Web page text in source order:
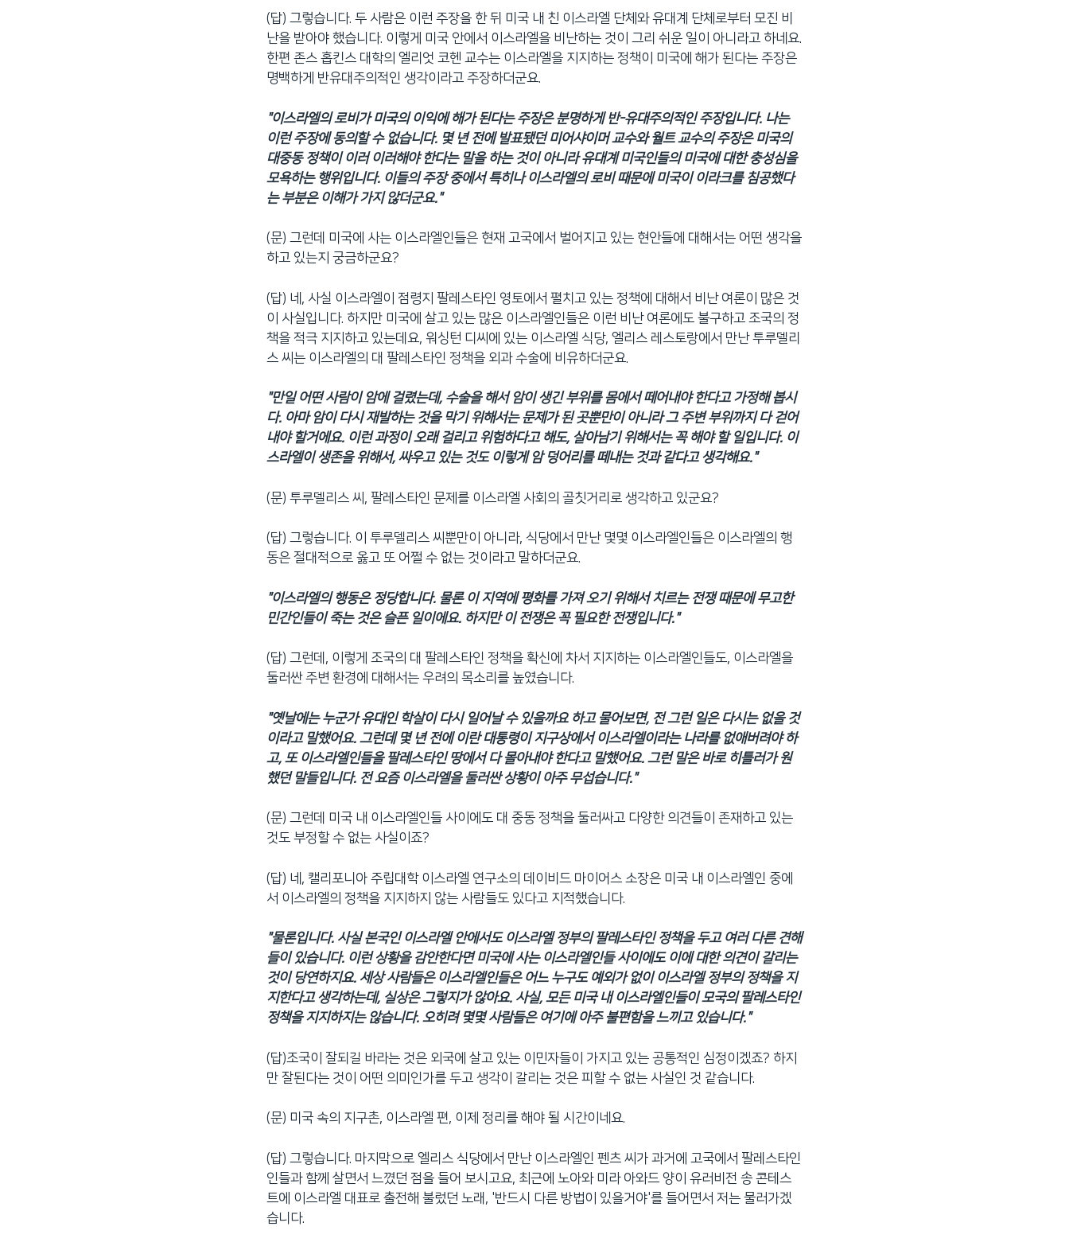
(답) 그렇습니다. 두 사람은 이런 주장을 한 뒤 미국 내 친 이스라엘 단체와 유대계 단체로부터 모진 비
난을 받아야 했습니다. 이렇게 미국 안에서 이스라엘을 비난하는 것이 그리 쉬운 일이 아니라고 하네요.
한편 존스 홉킨스 대학의 엘리엇 코헨 교수는 이스라엘을 지지하는 정책이 미국에 해가 된다는 주장은
명백하게 반유대주의적인 생각이라고 주장하더군요.
"이스라엘의 로비가 미국의 이익에 해가 된다는 주장은 분명하게 반-유대주의적인 주장입니다. 나는
이런 주장에 동의할 수 없습니다. 몇 년 전에 발표됐던 미어샤이머 교수와 월트 교수의 주장은 미국의
대중동 정책이 이러 이러해야 한다는 말을 하는 것이 아니라 유대계 미국인들의 미국에 대한 충성심을
모욕하는 행위입니다. 이들의 주장 중에서 특히나 이스라엘의 로비 때문에 미국이 이라크를 침공했다
는 부분은 이해가 가지 않더군요."
(문) 그런데 미국에 사는 이스라엘인들은 현재 고국에서 벌어지고 있는 현안들에 대해서는 어떤 생각을
하고 있는지 궁금하군요?
(답) 네, 사실 이스라엘이 점령지 팔레스타인 영토에서 펼치고 있는 정책에 대해서 비난 여론이 많은 것
이 사실입니다. 하지만 미국에 살고 있는 많은 이스라엘인들은 이런 비난 여론에도 불구하고 조국의 정
책을 적극 지지하고 있는데요, 워싱턴 디씨에 있는 이스라엘 식당, 엘리스 레스토랑에서 만난 투루델리
스 씨는 이스라엘의 대 팔레스타인 정책을 외과 수술에 비유하더군요.
"만일 어떤 사람이 암에 걸렸는데, 수술을 해서 암이 생긴 부위를 몸에서 떼어내야 한다고 가정해 봅시
다. 아마 암이 다시 재발하는 것을 막기 위해서는 문제가 된 곳뿐만이 아니라 그 주변 부위까지 다 걷어
내야 할거에요. 이런 과정이 오래 걸리고 위험하다고 해도, 살아남기 위해서는 꼭 해야 할 일입니다. 이
스라엘이 생존을 위해서, 싸우고 있는 것도 이렇게 암 덩어리를 떼내는 것과 같다고 생각해요."
(문) 투루델리스 씨, 팔레스타인 문제를 이스라엘 사회의 골칫거리로 생각하고 있군요?
(답) 그렇습니다. 이 투루델리스 씨뿐만이 아니라, 식당에서 만난 몇몇 이스라엘인들은 이스라엘의 행
동은 절대적으로 옳고 또 어쩔 수 없는 것이라고 말하더군요.
"이스라엘의 행동은 정당합니다. 물론 이 지역에 평화를 가져 오기 위해서 치르는 전쟁 때문에 무고한
민간인들이 죽는 것은 슬픈 일이에요. 하지만 이 전쟁은 꼭 필요한 전쟁입니다."
(답) 그런데, 이렇게 조국의 대 팔레스타인 정책을 확신에 차서 지지하는 이스라엘인들도, 이스라엘을
둘러싼 주변 환경에 대해서는 우려의 목소리를 높였습니다.
"옛날에는 누군가 유대인 학살이 다시 일어날 수 있을까요 하고 물어보면, 전 그런 일은 다시는 없을 것
이라고 말했어요. 그런데 몇 년 전에 이란 대통령이 지구상에서 이스라엘이라는 나라를 없애버려야 하
고, 또 이스라엘인들을 팔레스타인 땅에서 다 몰아내야 한다고 말했어요. 그런 말은 바로 히틀러가 원
했던 말들입니다. 전 요즘 이스라엘을 둘러싼 상황이 아주 무섭습니다."
(문) 그런데 미국 내 이스라엘인들 사이에도 대 중동 정책을 둘러싸고 다양한 의견들이 존재하고 있는
것도 부정할 수 없는 사실이죠?
(답) 네, 캘리포니아 주립대학 이스라엘 연구소의 데이비드 마이어스 소장은 미국 내 이스라엘인 중에
서 이스라엘의 정책을 지지하지 않는 사람들도 있다고 지적했습니다.
"물론입니다. 사실 본국인 이스라엘 안에서도 이스라엘 정부의 팔레스타인 정책을 두고 여러 다른 견해
들이 있습니다. 이런 상황을 감안한다면 미국에 사는 이스라엘인들 사이에도 이에 대한 의견이 갈리는
것이 당연하지요. 세상 사람들은 이스라엘인들은 어느 누구도 예외가 없이 이스라엘 정부의 정책을 지
지한다고 생각하는데, 실상은 그렇지가 않아요. 사실, 모든 미국 내 이스라엘인들이 모국의 팔레스타인
정책을 지지하지는 않습니다. 오히려 몇몇 사람들은 여기에 아주 불편함을 느끼고 있습니다."
(답)조국이 잘되길 바라는 것은 외국에 살고 있는 이민자들이 가지고 있는 공통적인 심정이겠죠? 하지
만 잘된다는 것이 어떤 의미인가를 두고 생각이 갈리는 것은 피할 수 없는 사실인 것 같습니다.
(문) 미국 속의 지구촌, 이스라엘 편, 이제 정리를 해야 될 시간이네요.
(답) 그렇습니다. 마지막으로 엘리스 식당에서 만난 이스라엘인 펜츠 씨가 과거에 고국에서 팔레스타인
인들과 함께 살면서 느꼈던 점을 들어 보시고요, 최근에 노아와 미라 아와드 양이 유러비전 송 콘테스
트에 이스라엘 대표로 출전해 불렀던 노래, '반드시 다른 방법이 있을거야'를 들어면서 저는 물러가겠
습니다.